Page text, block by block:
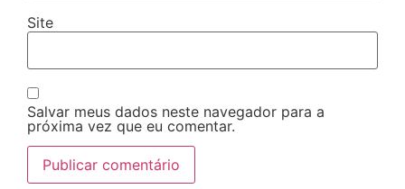
Site
Salvar meus dados neste navegador para a
próxima vez que eu comentar.